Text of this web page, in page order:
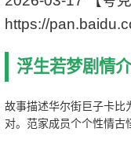
https://
浮生若梦剧情
故事描述华尔街巨子卡比
对。范家成员个个性情古